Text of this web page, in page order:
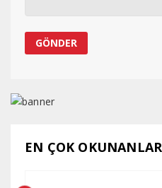
EN ÇOK OKUNANLAR